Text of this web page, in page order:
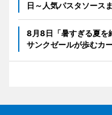
日～人気パスタソース
8月8日「暑すぎる夏を
サンクゼールが歩むカ